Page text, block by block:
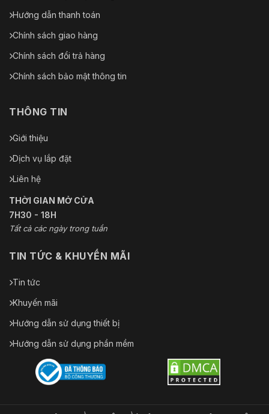
Hướng dẫn thanh toán
Chính sách giao hàng
Chính sách đổi trả hàng
Chính sách bảo mật thông tin
THÔNG TIN
Giới thiệu
Dịch vụ lắp đặt
Liên hệ
THỜI GIAN MỞ CỬA
7H30 - 18H
Tất cả các ngày trong tuần
TIN TỨC & KHUYẾN MÃI
Tin tức
Khuyến mãi
Hướng dẫn sử dụng thiết bị
Hướng dẫn sử dụng phần mềm